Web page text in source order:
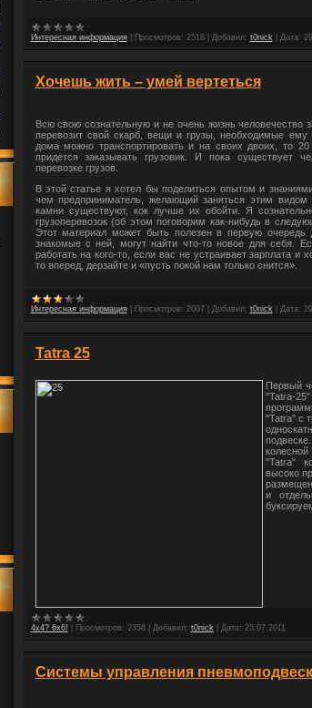
Интересная информация| Просмотров: 2518| Добавил: t0nick| Дата:
Хочешь жить – умей вертеться
Всю свою сознательную и не очень жизнь человечество
перевозит свой скарб, вещи и грузы, необходимые ему
дома можно транспортировать и на своих двоих, то
придется заказывать грузовик. И пока существует
перевозке грузов.
В этой статье я хотел бы поделиться опытом и
чем предприниматель, желающий заняться этим видом
камни существуют, кок лучше их обойти. Я
грузоперевозок (об этом поговорим как-нибудь в
Этот материал может быть полезен в первую
знакомые с ней, могут найти что-то новое для себя.
работать на кого-то, если вас не устраивает зарплата
то вперед, дерзайте и «пусть покой нам только снится».
Интересная информация| Просмотров: 2007| Добавил: t0nick| Дата:
Tatra 25
Первый
"Tatra-
"Tatra" с
"Tatra"
высоко
и
4x4? 6x6! Просмотров: 2358| Добавил: t0nick| Дата: 25.07.2011
Системы управления